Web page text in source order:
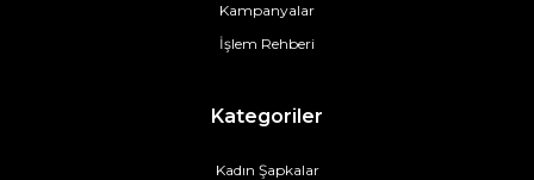
Kampanyalar
İşlem Rehberi
Kategoriler
Kadın Şapkalar